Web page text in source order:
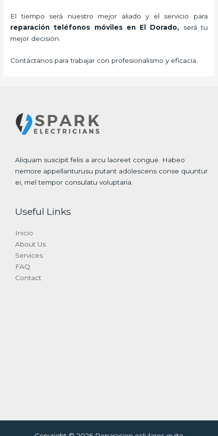
El tiempo será nuestro mejor aliado y el servicio para
reparación teléfonos móvilesen El Dorado, será tu
mejor decisión.
Contáctanos para trabajar con profesionalismo y eficacia.
Aliquam suscipit felis a arcu laoreet congue. Habeo
nemore appellanturusu putant adolescens conse quuntur
ei, mel tempor consulatu voluptaria.
Useful Links
Inicio
About Us
Services
FAQ
Contact